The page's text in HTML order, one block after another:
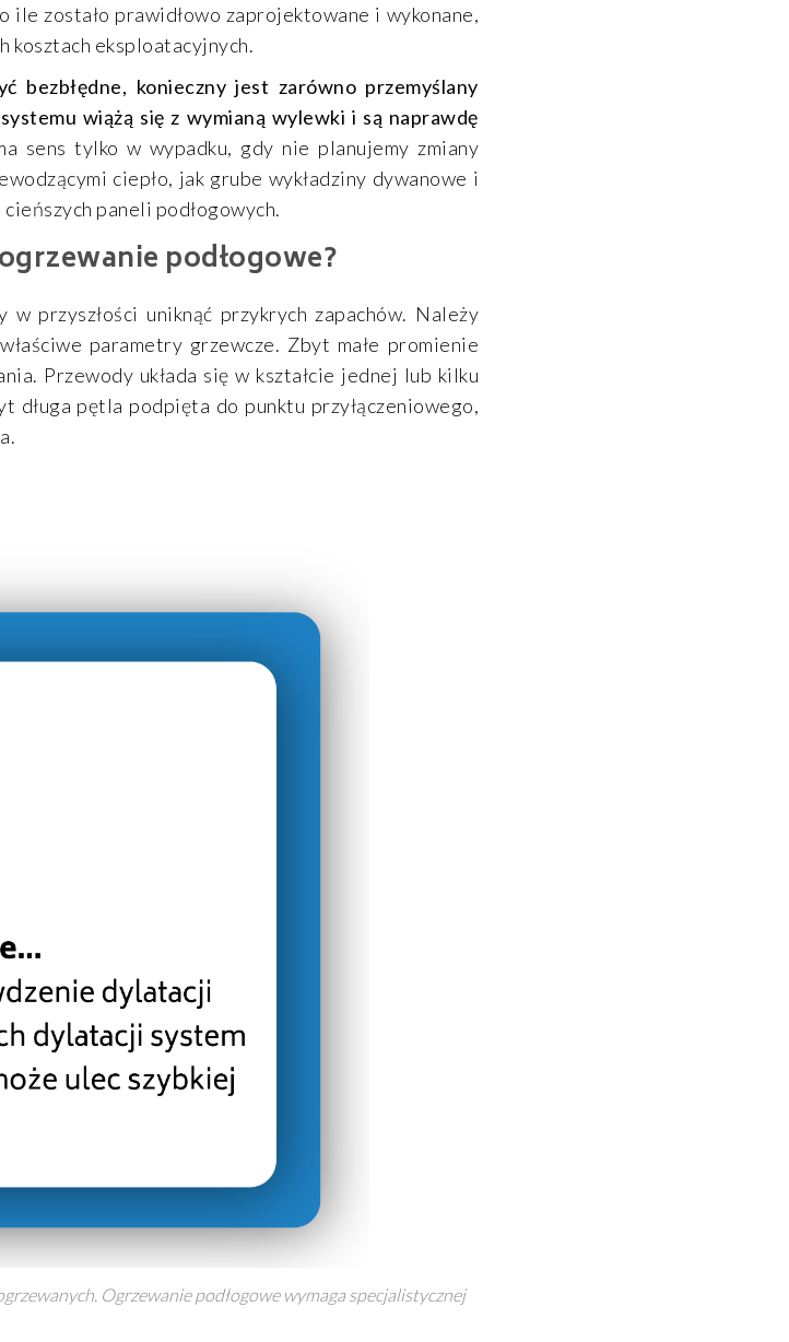
zostało prawidłowo zaprojektowane i wykonane,
kosztach eksploatacyjnych.
bezbłędne, konieczny jest zarówno przemyślany
wiążą się z wymianą wylewki i są naprawdę
sens tylko w wypadku, gdy nie planujemy zmiany
ciepło, jak grube wykładziny dywanowe i
paneli podłogowych.
podłogowe?
w przyszłości uniknąć przykrych zapachów. Należy
parametry grzewcze. Zbyt małe promienie
Przewody układa się w kształcie jednej lub kilku
długa pętla podpięta do punktu przyłączeniowego,
Ogrzewanie podłogowe wymaga specjalistycznej